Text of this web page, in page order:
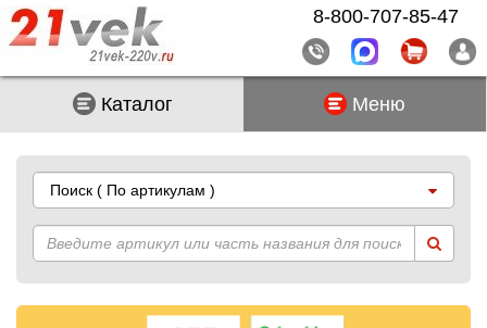
Каталог Меню
Поиск ( По артикулам )
8-800-707-85-47